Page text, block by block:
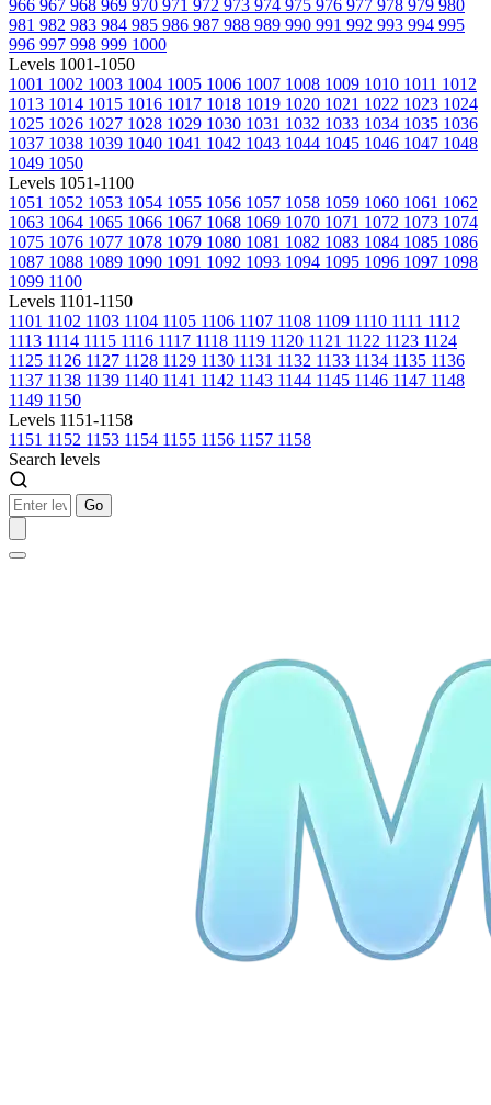
966 967 968 969 970 971 972 973 974 975 976 977 978 979 980
981 982 983 984 985 986 987 988 989 990 991 992 993 994 995
996 997 998 999 1000
Levels 1001-1050
1001 1002 1003 1004 1005 1006 1007 1008 1009 1010 1011 1012
1013 1014 1015 1016 1017 1018 1019 1020 1021 1022 1023 1024
1025 1026 1027 1028 1029 1030 1031 1032 1033 1034 1035 1036
1037 1038 1039 1040 1041 1042 1043 1044 1045 1046 1047 1048
1049 1050
Levels 1051-1100
1051 1052 1053 1054 1055 1056 1057 1058 1059 1060 1061 1062
1063 1064 1065 1066 1067 1068 1069 1070 1071 1072 1073 1074
1075 1076 1077 1078 1079 1080 1081 1082 1083 1084 1085 1086
1087 1088 1089 1090 1091 1092 1093 1094 1095 1096 1097 1098
1099 1100
Levels 1101-1150
1101 1102 1103 1104 1105 1106 1107 1108 1109 1110 1111 1112
1113 1114 1115 1116 1117 1118 1119 1120 1121 1122 1123 1124
1125 1126 1127 1128 1129 1130 1131 1132 1133 1134 1135 1136
1137 1138 1139 1140 1141 1142 1143 1144 1145 1146 1147 1148
1149 1150
Levels 1151-1158
1151 1152 1153 1154 1155 1156 1157 1158
Search levels
Go